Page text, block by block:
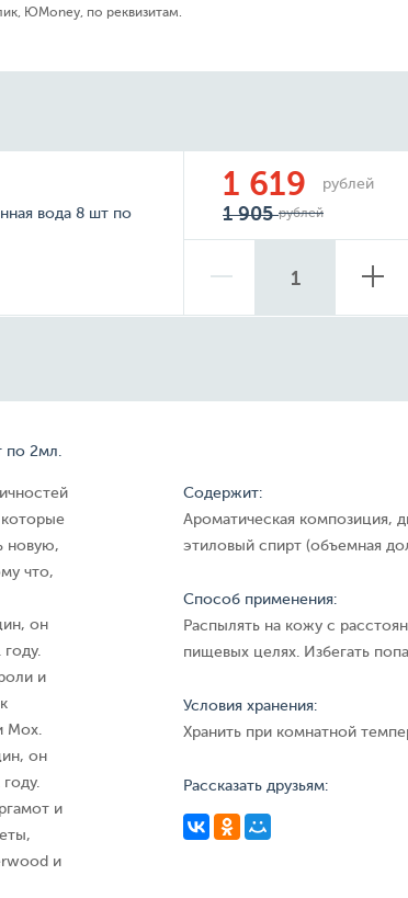
ЮMoney, по реквизитам.
вода 8 шт по
1 619 рублей
1 905рублей
по 2мл.
новую,
что,
он
и
Мох.
он
и
и
Содержит:
Ароматическая композиция,
этиловый спирт (объемная
Способ применения:
Распылять на кожу с
пищевых целях. Избегать
Условия хранения:
Хранить при комнатной
Рассказать друзьям: